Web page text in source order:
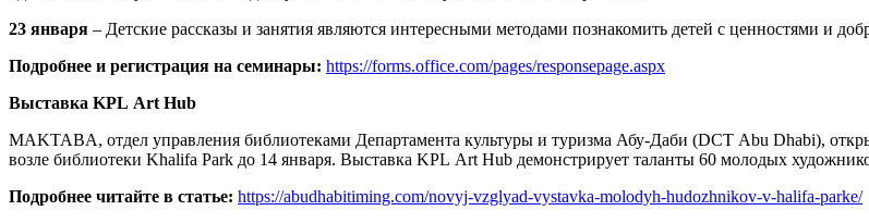
23 января – Детские рассказы и занятия являются интересными методами познакомить детей с ценностями и
Подробнее и регистрация на семинары: https://forms.office.com/pages/responsepage.aspx
Выставка KPL Art Hub
MAKTABA, отдел управления библиотеками Департамента культуры и туризма Абу-Даби (DCT Abu Dhabi),
возле библиотеки Khalifa Park до 14 января. Выставка KPL Art Hub демонстрирует таланты 60 молодых
Подробнее читайте в статье: https://abudhabitiming.com/novyj-vzglyad-vystavka-molodyh-hudozhnikov-v-halifa-parke/